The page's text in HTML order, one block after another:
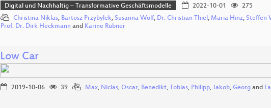
Digital und Nachhaltig – Transformative Geschäftsmodelle 2022-10-01
275
Christina Niklas, Bartosz Przybylek, Susanna Wolf, Dr. Christian Thiel, Maria Hinz, Steffen
Prof. Dr. Dirk Heckmann and Karine Rübner
Low Car
2019-10-06 39 Max, Niclas, Oscar, Benedikt, Tobias, Philipp, Jakob, Georg and